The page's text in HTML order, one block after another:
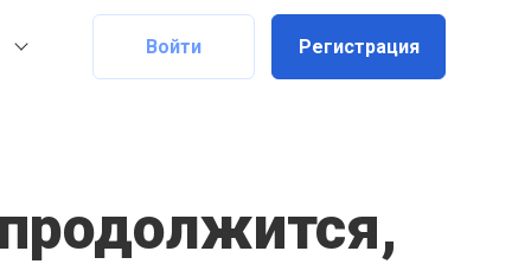
Войти Регистрация